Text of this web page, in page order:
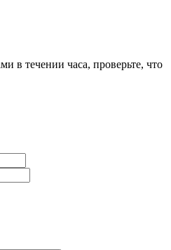
в течении часа, проверьте, что